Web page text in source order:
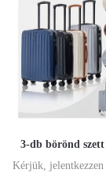
3-db börönd
Kérjük, jelentkezzen